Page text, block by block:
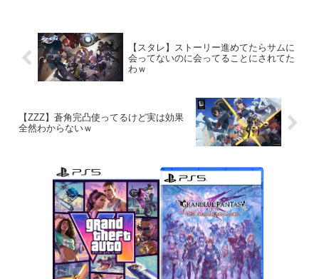
【スタレ】ストーリー進めてたらサムに
会ってないのに会ってることにされてた
わｗ
【ZZZ】蒼角完凸使ってるけど実は効果
全然わからないｗ